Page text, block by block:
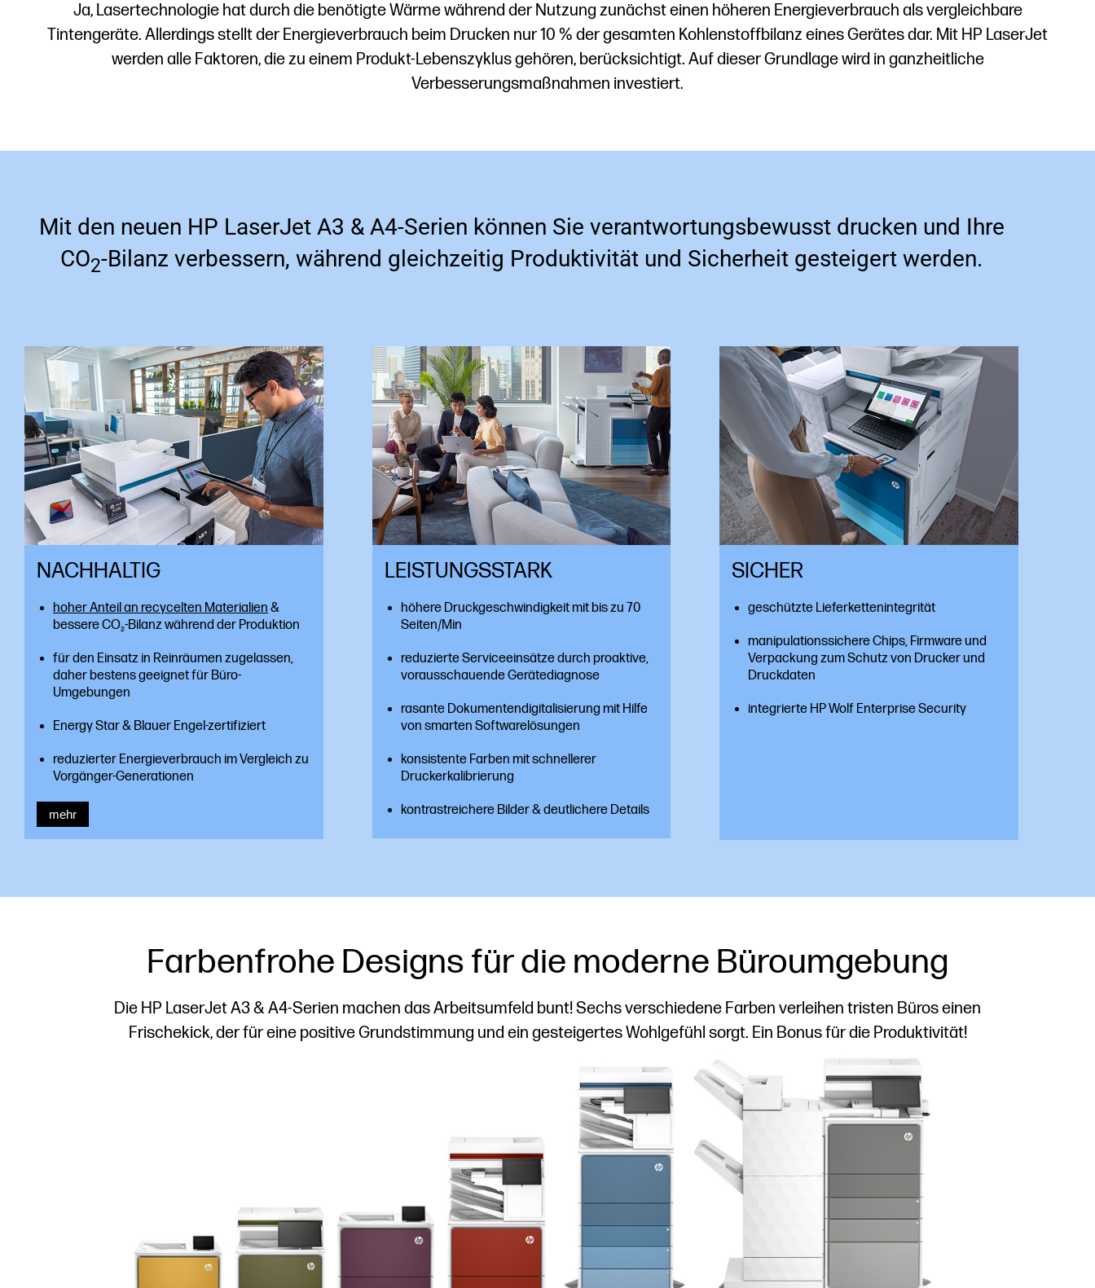
Ja, Lasertechnologie hat durch die benötigte Wärme während der Nutzung zunächst einen höheren Energieverbrauch als vergleichbare
Tintengeräte. Allerdings stellt der Energieverbrauch beim Drucken nur 10 % der gesamten Kohlenstoffbilanz eines Gerätes dar. Mit HP LaserJet
werden alle Faktoren, die zu einem Produkt-Lebenszyklus gehören, berücksichtigt. Auf dieser Grundlage wird in ganzheitliche
Verbesserungsmaßnahmen investiert.
Mit den neuen HP LaserJet A3 & A4-Serien können Sie verantwortungsbewusst drucken und Ihre
CO2-Bilanz verbessern, während gleichzeitig Produktivität und Sicherheit gesteigert werden.
NACHHALTIG
hoher Anteil an recycelten Materialien &
bessere CO₂-Bilanz während der Produktion
für den Einsatz in Reinräumen zugelassen,
daher bestens geeignet für Büro-
Umgebungen
Energy Star & Blauer Engel-zertifiziert
reduzierter Energieverbrauch im Vergleich zu
Vorgänger-Generationen
mehr
LEISTUNGS­STARK
höhere Druckgeschwindigkeit mit bis zu 70
Seiten/Min
reduzierte Serviceeinsätze durch proaktive,
vorausschauende Gerätediagnose
rasante Dokumenten­digitalisierung mit Hilfe
von smarten Softwarelösungen
konsistente Farben mit schnellerer
Druckerkalibrierung
kontrastreichere Bilder & deutlichere Details
SICHER
geschützte Lieferkettenintegrität
manipulationssichere Chips, Firmware und
Verpackung zum Schutz von Drucker und
Druckdaten
integrierte HP Wolf Enterprise Security
Farbenfrohe Designs für die moderne Büroumgebung
Die HP LaserJet A3 & A4-Serien machen das Arbeitsumfeld bunt! Sechs verschiedene Farben verleihen tristen Büros einen
Frischekick, der für eine positive Grundstimmung und ein gesteigertes Wohlgefühl sorgt. Ein Bonus für die Produktivität!